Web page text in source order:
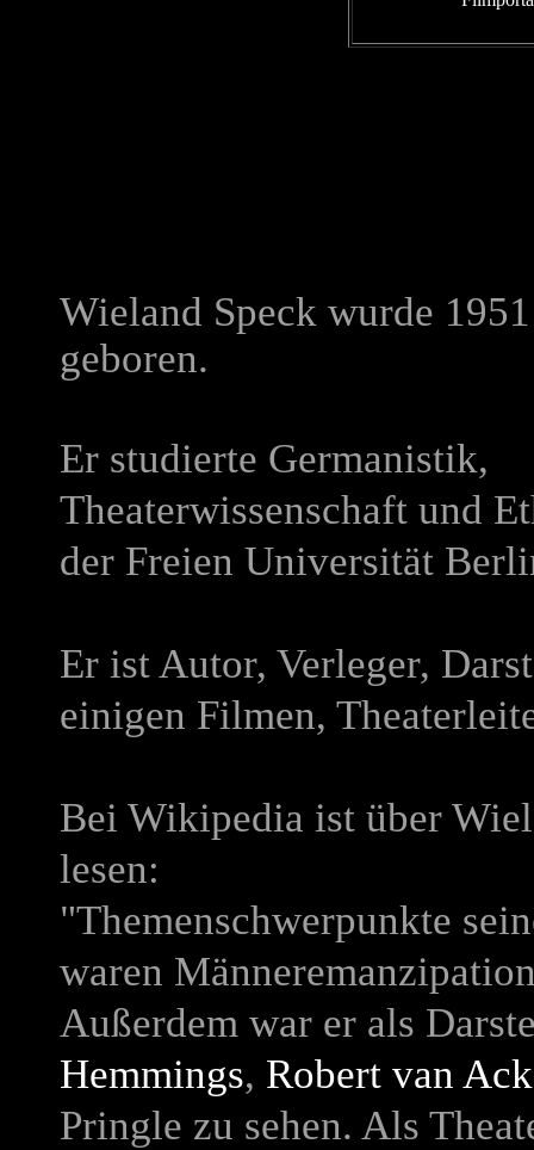
Wieland Speck wurde
geboren.
Er studierte Germanistik,
Theaterwissenschaft und
der Freien Universität
Er ist Autor, Verleger,
einigen Filmen,
Bei Wikipedia ist über
lesen:
"Themenschwerpunkte
waren
Außerdem war er als
Hemmings, Robert van
Pringle zu sehen. Als